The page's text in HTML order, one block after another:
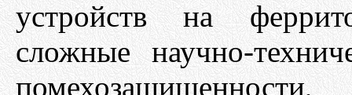
устройств на
сложные научно-